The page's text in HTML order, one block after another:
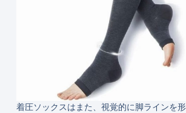
着圧ソックスはまた、視覚的に脚ラインを